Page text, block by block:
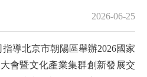
2026-06-25
導北京市朝陽區舉辦2026國家
會暨文化產業集群創新發展交